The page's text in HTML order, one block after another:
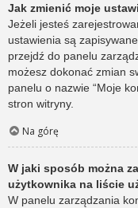
Jak zmienić moje
Jeżeli jesteś
ustawienia są
przejdź do panelu
możesz dokonać zmian
panelu o nazwie “Moje
stron witryny.
Na górę
W jaki sposób można
użytkownika na liście
W panelu zarządzania